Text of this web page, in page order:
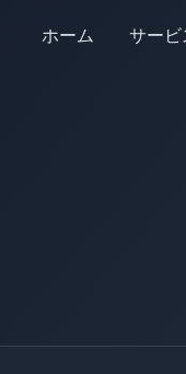
ホーム
サービ